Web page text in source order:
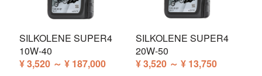
SILKOLENE SUPER4
10W-40
¥ 3,520 ～ ¥ 187,000
SILKOLENE SUPER4
20W-50
¥ 3,520 ～ ¥ 13,750